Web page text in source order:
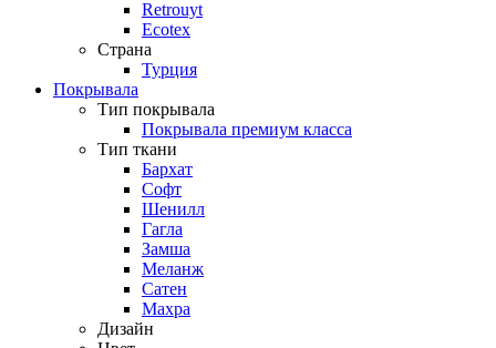
Retrouyt
Ecotex
Cтрана
Турция
Покрывала
Тип покрывала
Покрывала премиум класса
Тип ткани
Бархат
Софт
Шенилл
Гагла
Замша
Меланж
Сатен
Махра
Дизайн